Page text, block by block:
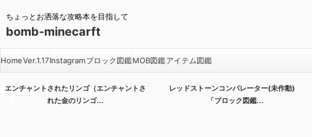
ちょっとお洒落な攻略本を目指して
bomb-minecarft
HomeVer.1.17Instagramブロック図鑑MOB図鑑アイテム図鑑
エンチャントされたリンゴ（エンチャントさ
れた金のリンゴ...
レッドストーンコンパレーター(未作動)
「ブロック図鑑...